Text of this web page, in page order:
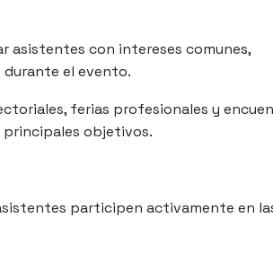
asistentes con intereses comunes,
el evento.
ferias profesionales y
principales objetivos.
participen activamente en